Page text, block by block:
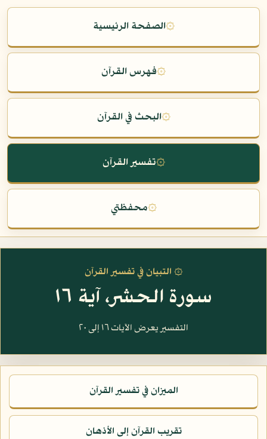
۞الصفحة الرئيسية
۞فهرس القرآن
۞البحث في القرآن
۞تفسير القرآن
۞محفظتي
۞ التبيان في تفسير القرآن
سورة الحشر، آية ١٦
التفسير يعرض الآيات ١٦ إلى ٢٠
الميزان في تفسير القرآن
تقريب القرآن إلى الأذهان